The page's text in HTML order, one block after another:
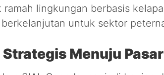
ramah lingkungan berbasis
untuk sektor
Menuju